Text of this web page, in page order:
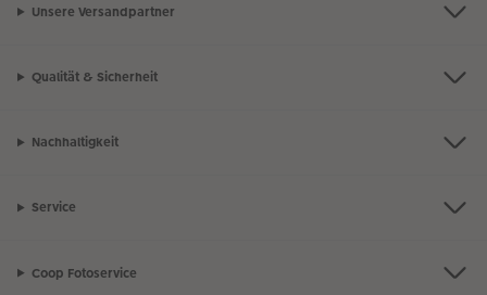
Unsere Versandpartner
Qualität & Sicherheit
Nachhaltigkeit
Service
Coop Fotoservice